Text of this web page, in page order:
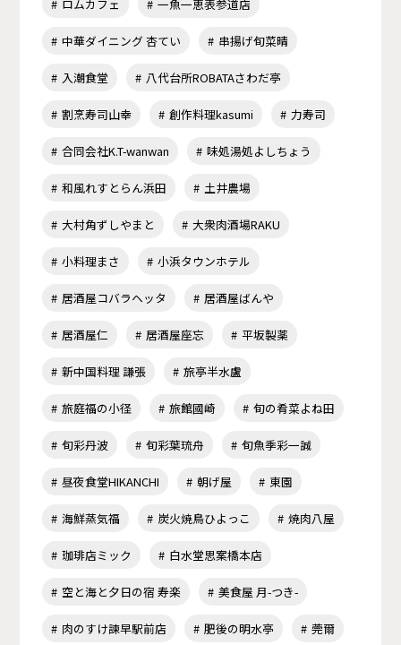
ロムカフェ 一魚一恵表参道店
中華ダイニング 杏てい 串揚げ旬菜晴
入潮食堂 八代台所ROBATAさわだ亭
割烹寿司山幸 創作料理kasumi 力寿司
合同会社K.T-wanwan 味処湯処よしちょう
和風れすとらん浜田 土井農場
大村角ずしやまと 大衆肉酒場RAKU
小料理まさ 小浜タウンホテル
居酒屋コバラヘッタ 居酒屋ばんや
居酒屋仁 居酒屋座忘 平坂製薬
新中国料理 謙張 旅亭半水盧
旅庭福の小径 旅館國崎 旬の肴菜よね田
旬彩丹波 旬彩葉琉舟 旬魚季彩一誠
昼夜食堂HIKANCHI 朝げ屋 東園
海鮮蒸気福 炭火焼鳥ひよっこ 焼肉八屋
珈琲店ミック 白水堂思案橋本店
空と海と夕日の宿 寿楽 美食屋 月-つき-
肉のすけ諫早駅前店 肥後の明水亭 莞爾